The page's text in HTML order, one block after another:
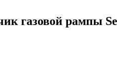
газовой рампы